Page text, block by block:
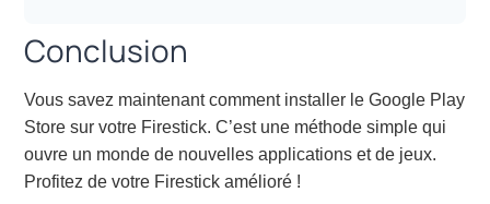
Conclusion
Vous savez maintenant comment installer le Google Play
Store sur votre Firestick. C’est une méthode simple qui
ouvre un monde de nouvelles applications et de jeux.
Profitez de votre Firestick amélioré !